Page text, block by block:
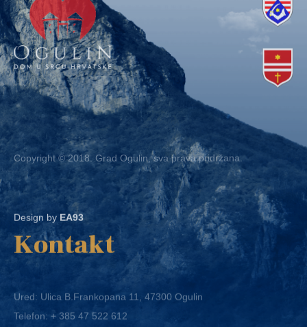
Copyright © 2018. Grad Ogulin, sva prava pridržana.
Design byEA93
Kontakt
Ured: Ulica B.Frankopana 11, 47300 Ogulin
Telefon:+ 385 47 522 612
Telefaks:+ 385 47 522 821